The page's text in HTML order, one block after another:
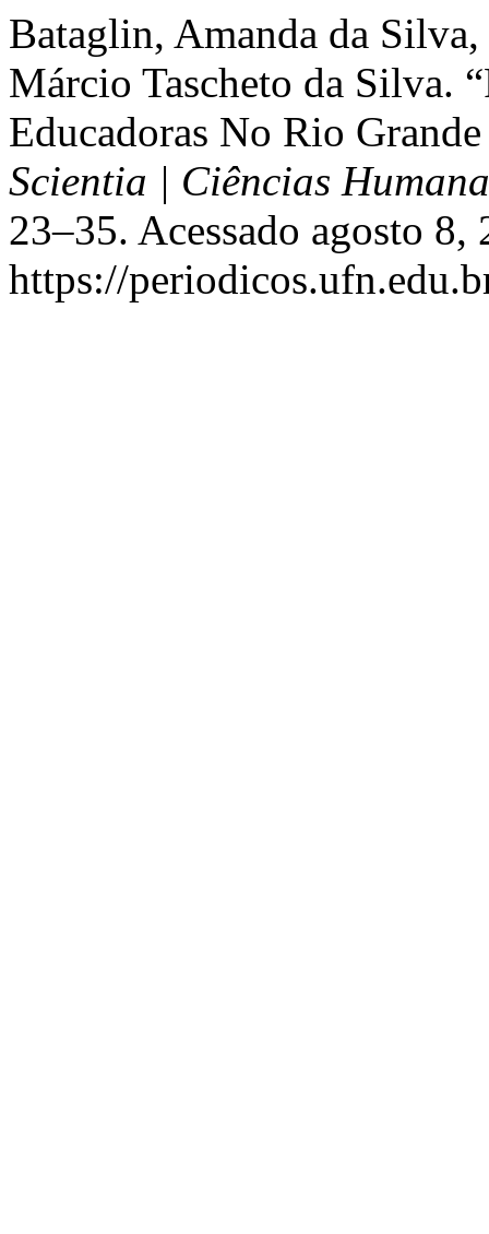
Bataglin, Amanda da
Márcio Tascheto da Silva.
Educadoras No Rio
Scientia | Ciências
23–35. Acessado agosto 8,
https://